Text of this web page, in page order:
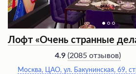
Лофт «Очень странные
4.9 (2085 отзывов)
Москва, ЦАО, ул. Бакунинская, 69,